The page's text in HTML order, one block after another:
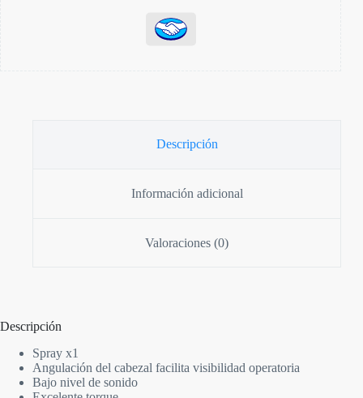
Descripción
Información adicional
Valoraciones (0)
Descripción
Spray x1
Angulación del cabezal facilita visibilidad operatoria
Bajo nivel de sonido